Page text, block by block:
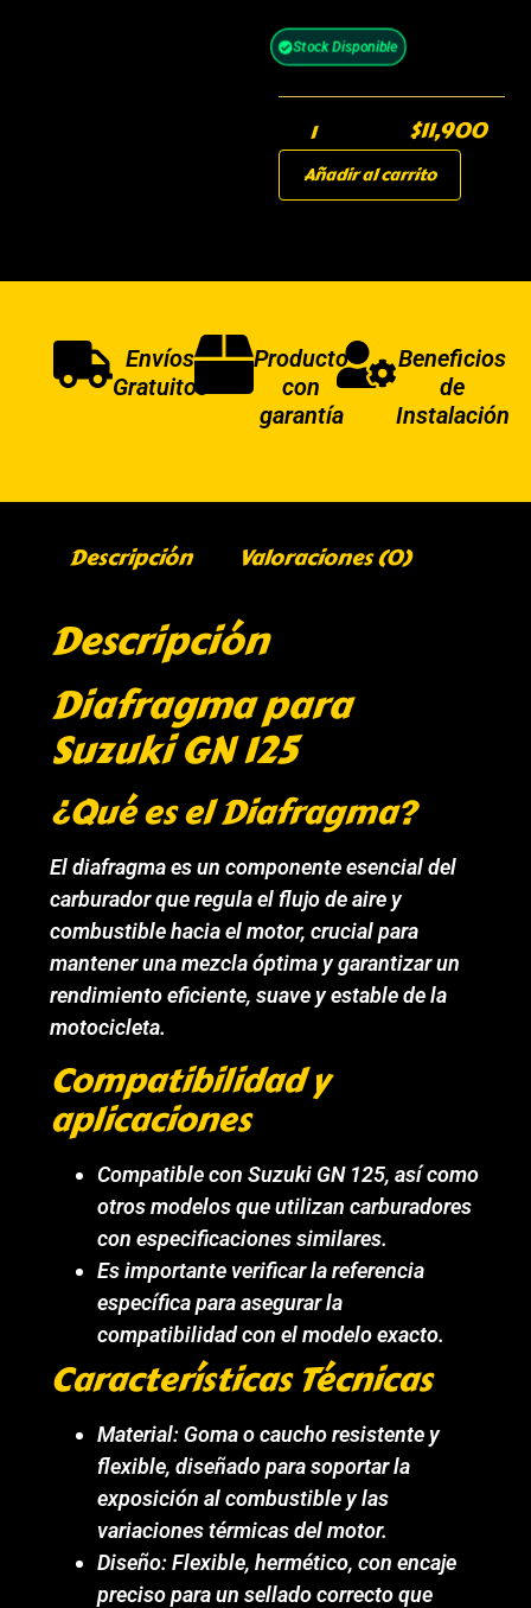
Stock Disponible
$11,900
Añadir al carrito
Envíos
Gratuitos
Producto
con
garantía
Beneficios
de
Instalación
Descripción Valoraciones (0)
Descripción
Diafragma para
Suzuki GN 125
¿Qué es el Diafragma?
El diafragma es un componente esencial del
carburador que regula el flujo de aire y
combustible hacia el motor, crucial para
mantener una mezcla óptima y garantizar un
rendimiento eficiente, suave y estable de la
motocicleta.
Compatibilidad y
aplicaciones
Compatible con Suzuki GN 125, así como
otros modelos que utilizan carburadores
con especificaciones similares.
Es importante verificar la referencia
específica para asegurar la
compatibilidad con el modelo exacto.
Características Técnicas
Material: Goma o caucho resistente y
flexible, diseñado para soportar la
exposición al combustible y las
variaciones térmicas del motor.
Diseño: Flexible, hermético, con encaje
preciso para un sellado correcto que